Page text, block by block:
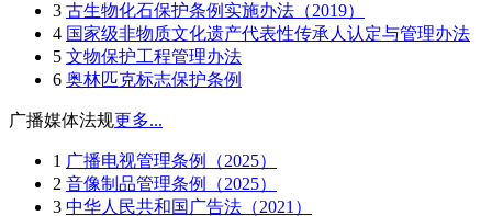
3 古生物化石保护条例实施办法（2019）
4 国家级非物质文化遗产代表性传承人认定与管理办法
5 文物保护工程管理办法
6 奥林匹克标志保护条例
广播媒体法规更多...
1 广播电视管理条例（2025）
2 音像制品管理条例（2025）
3 中华人民共和国广告法（2021）